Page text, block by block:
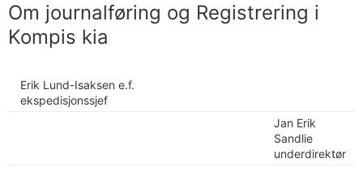
Om journalføring og Registrering i
Kompis kia
Erik Lund-Isaksen e.f.
ekspedisjonssjef
Jan Erik
Sandlie
underdirektør